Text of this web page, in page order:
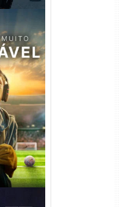
DL 1080p